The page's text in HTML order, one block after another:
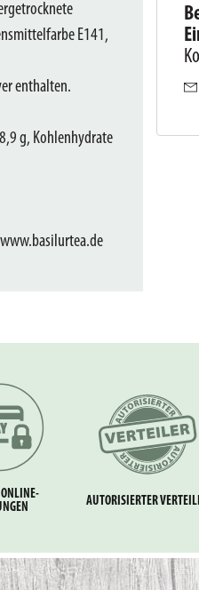
E141,
enthalten.
g, Kohlenhydrate
ONLINE-
AUTORISIERTER